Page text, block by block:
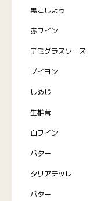
黒こしょう
赤ワイン
デミグラスソース
ブイヨン
しめじ
生椎茸
白ワイン
バター
タリアテッレ
バター